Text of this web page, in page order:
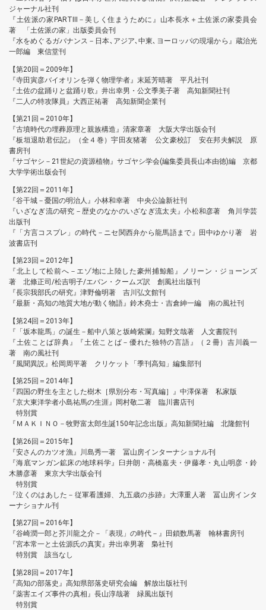
ジャーナル社刊
『土佐派の家PARTIII－美しく住まうために』山本長水＋土佐派の家委員会
著 「土佐派の家」出版委員会刊
『水をめぐるガバナンス－日本､アジア､中東､ヨーロッパの現場から』蔵治光
一郎編 東信堂刊
【第20回＝2009年】
『寺田寅彦バイオリンを弾く物理学者』末延芳晴著 平凡社刊
『土佐の盆踊りと盆踊り歌』井出幸男・公文季美子著 高知新聞社刊
『二人の特攻隊員』大西正祐著 高知新聞企業刊
【第21回＝2010年】
『古墳時代の埋葬原理と親族構造』清家章著 大阪大学出版会刊
『板垣退助君伝記』（全４巻）宇田友猪著 公文豪校訂 安在邦夫解説 原
書房刊
『サゴヤシ－21世紀の資源植物』サゴヤシ学会(編集委員長山本由徳)編 京都
大学学術出版会刊
【第22回＝2011年】
『谷干城－憂国の明治人』小林和幸著 中央公論新社刊
『いざなぎ流の研究－歴史のなかのいざなぎ流太夫』小松和彦著 角川学芸
出版刊
『「方言コスプレ」の時代－ニセ関西弁から龍馬語まで』田中ゆかり著 岩
波書店刊
【第23回＝2012年】
『北上して松前へ－エゾ地に上陸した豪州捕鯨船』ノリーン・ジョーンズ
著 北條正司/松吉明子/エバン・クームズ訳 創風社出版刊
『長宗我部氏の研究』津野倫明著 吉川弘文館刊
『最新・高知の地質大地が動く物語』鈴木堯士・吉倉紳一編 南の風社刊
【第24回＝2013年】
『「坂本龍馬」の誕生－船中八策と坂崎紫瀾』知野文哉著 人文書院刊
『土佐ことば辞典』『土佐ことば－優れた独特の言語』（２冊）吉川義一
著 南の風社刊
『風聞異説』松岡周平著 クリケット「季刊高知」編集部刊
【第25回＝2014年】
『四国の野生を主とした樹木［県別分布・写真編］』中澤保著 私家版
『京大東洋学者小島祐馬の生涯』岡村敬二著 臨川書店刊
特別賞
『ＭＡＫＩＮＯ－牧野富太郎生誕150年記念出版』高知新聞社編 北隆館刊
【第26回＝2015年】
『安さんのカツオ漁』川島秀一著 冨山房インターナショナル刊
『海底マンガン鉱床の地球科学』臼井朗・高橋嘉夫・伊藤孝・丸山明彦・鈴
木勝彦著 東京大学出版会刊
特別賞
『泣くのはあした－従軍看護婦、九五歳の歩跡』大澤重人著 冨山房インタ
ーナショナル刊
【第27回＝2016年】
『谷崎潤一郎と芥川龍之介－「表現」の時代－』田鎖数馬著 翰林書房刊
『宮本常一と土佐源氏の真実』井出幸男著 梟社刊
特別賞 該当なし
【第28回＝2017年】
『高知の部落史』高知県部落史研究会編 解放出版社刊
『薬害エイズ事件の真相』長山淳哉著 緑風出版刊
特別賞